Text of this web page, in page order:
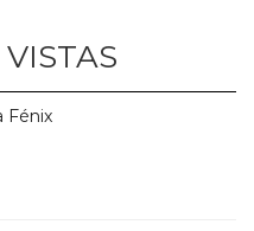
Fénix